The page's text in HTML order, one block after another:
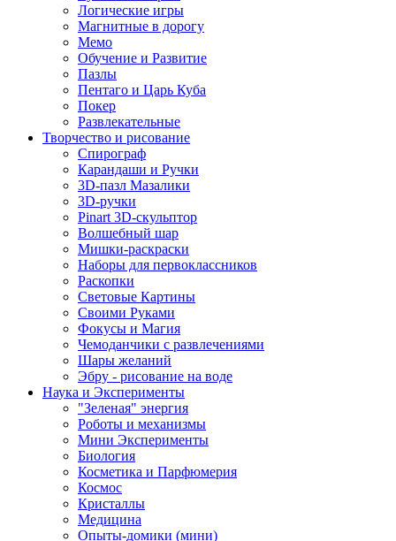
Логические игры
Магнитные в дорогу
Мемо
Обучение и Развитие
Пазлы
Пентаго и Царь Куба
Покер
Развлекательные
Творчество и рисование
Спирограф
Карандаши и Ручки
3D-пазл Мазалики
3D-ручки
Pinart 3D-скульптор
Волшебный шар
Мишки-раскраски
Наборы для первоклассников
Раскопки
Световые Картины
Своими Руками
Фокусы и Магия
Чемоданчики с развлечениями
Шары желаний
Эбру - рисование на воде
Наука и Эксперименты
"Зеленая" энергия
Роботы и механизмы
Мини Эксперименты
Биология
Косметика и Парфюмерия
Космос
Кристаллы
Медицина
Опыты-домики (мини)